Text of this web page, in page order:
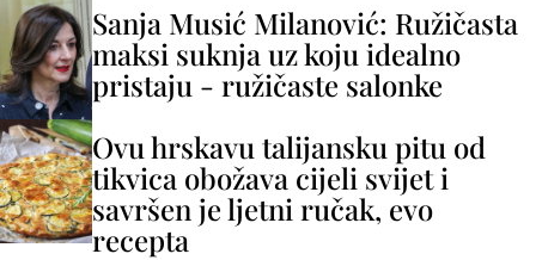
Sanja Musić Milanović: Ružičasta
maksi suknja uz koju idealno
pristaju - ružičaste salonke
Ovu hrskavu talijansku pitu od
tikvica obožava cijeli svijet i
savršen je ljetni ručak, evo
recepta